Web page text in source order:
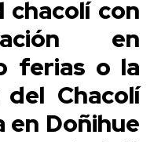
chacolí con
en
ferias o la
Chacolí
en Doñihue